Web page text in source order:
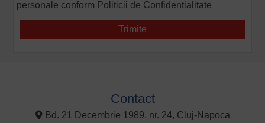
personale conform Politicii de Confidentialitate
Contact
Bd. 21 Decembrie 1989, nr. 24, Cluj-Napoca